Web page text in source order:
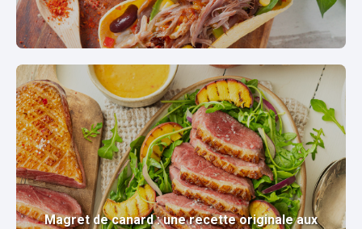
Magret de canard : une recette originale aux